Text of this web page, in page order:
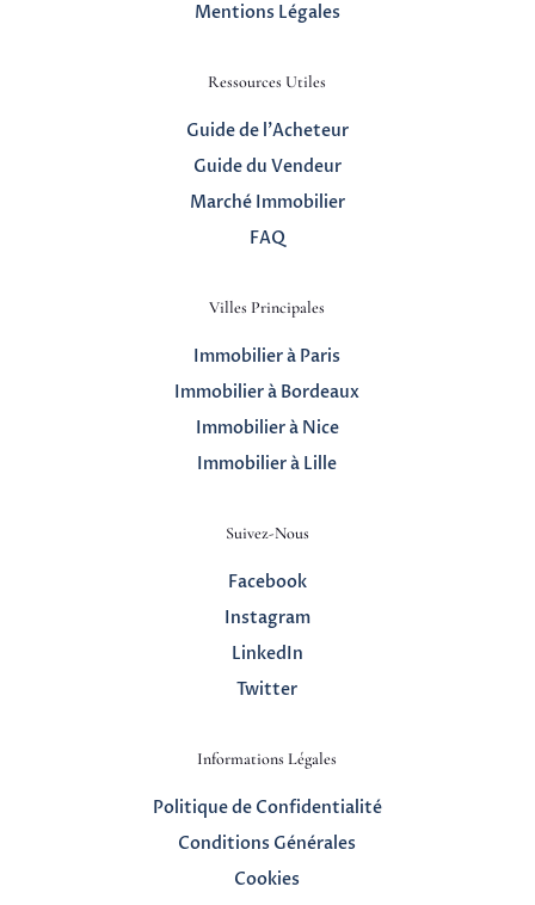
Mentions Légales
Ressources Utiles
Guide de l’Acheteur
Guide du Vendeur
Marché Immobilier
FAQ
Villes Principales
Immobilier à Paris
Immobilier à Bordeaux
Immobilier à Nice
Immobilier à Lille
Suivez-Nous
Facebook
Instagram
LinkedIn
Twitter
Informations Légales
Politique de Confidentialité
Conditions Générales
Cookies